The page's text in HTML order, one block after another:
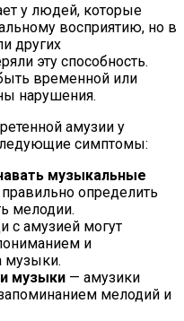
у людей, которые
восприятию, но в
других
эту способность.
временной или
нарушения.
амузии у
симптомы:
музыкальные
определить
мелодии.
с амузией могут
и
музыки.
музыки — амузики
мелодий и